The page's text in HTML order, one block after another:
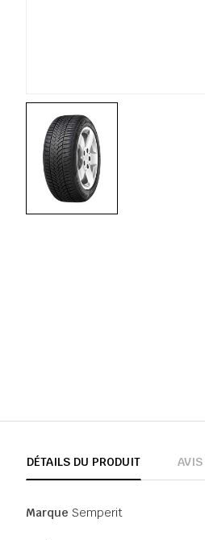
DÉTAILS DU PRODUIT AVIS
Marque Semperit